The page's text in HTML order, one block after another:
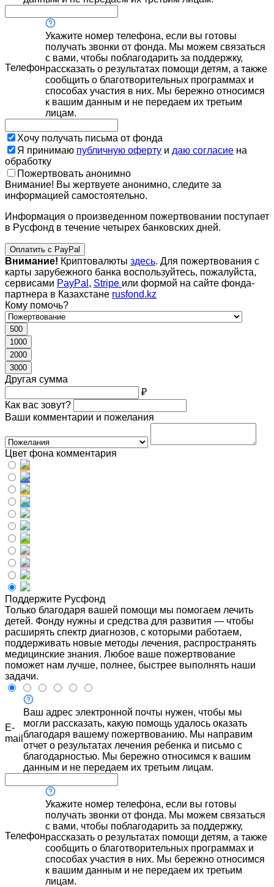
Телефон
Укажите номер телефона, если вы готовы
получать звонки от фонда. Мы можем связаться
с вами, чтобы поблагодарить за поддержку,
рассказать о результатах помощи детям, а также
сообщить о благотворительных программах и
способах участия в них. Мы бережно относимся
к вашим данным и не передаем их третьим
лицам.
Хочу получать письма от фонда
Я принимаю публичную оферту и даю согласие на
обработку
Пожертвовать анонимно
Внимание! Вы жертвуете анонимно, следите за
информацией самостоятельно.
Информация о произведенном пожертвовании поступает
в Русфонд в течение четырех банковских дней.
Оплатить с PayPal
Внимание! Криптовалюты здесь. Для пожертвования с
карты зарубежного банка воспользуйтесь, пожалуйста,
сервисами PayPal , Stripe или формой на сайте фонда-
партнера в Казахстане rusfond.kz
Кому помочь?
500
1000
2000
3000
Другая сумма
₽
Как вас зовут?
Ваши комментарии и пожелания
Цвет фона комментария
Поддержите Русфонд
Только благодаря вашей помощи мы помогаем лечить
детей. Фонду нужны и средства для развития — чтобы
расширять спектр диагнозов, с которыми работаем,
поддерживать новые методы лечения, распространять
медицинские знания. Любое ваше пожертвование
поможет нам лучше, полнее, быстрее выполнять наши
задачи.
E-
mail
Ваш адрес электронной почты нужен, чтобы мы
могли рассказать, какую помощь удалось оказать
благодаря вашему пожертвованию. Мы направим
отчет о результатах лечения ребенка и письмо с
благодарностью. Мы бережно относимся к вашим
данным и не передаем их третьим лицам.
Телефон
Укажите номер телефона, если вы готовы
получать звонки от фонда. Мы можем связаться
с вами, чтобы поблагодарить за поддержку,
рассказать о результатах помощи детям, а также
сообщить о благотворительных программах и
способах участия в них. Мы бережно относимся
к вашим данным и не передаем их третьим
лицам.